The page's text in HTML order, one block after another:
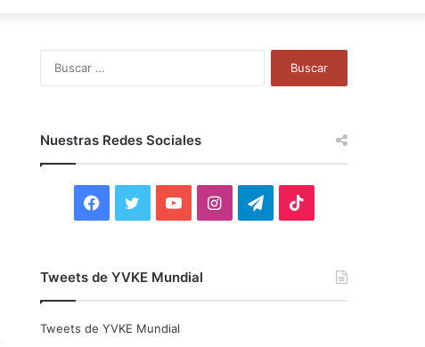
Nuestras Redes Sociales
F
c
i
Y
u
I
T
Tweets de YVKE Mundial
Tweets de YVKE Mundial